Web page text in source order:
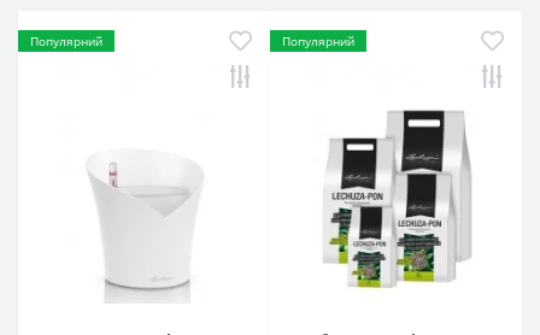
Популярний Популярний